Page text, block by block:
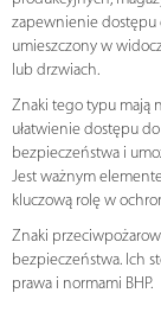
zapewnienie dostępu
umieszczony w
lub drzwiach.
Znaki tego typu mają
ułatwienie dostępu
bezpieczeństwa i
Jest ważnym
kluczową rolę w
Znaki
bezpieczeństwa. Ich
prawa i normami BHP.